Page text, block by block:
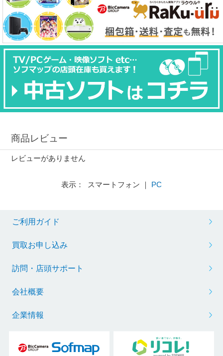
商品レビュー
レビューがありません
表示： スマートフォン ｜ PC
ご利用ガイド
買取お申し込み
訪問・店頭サポート
会社概要
企業情報